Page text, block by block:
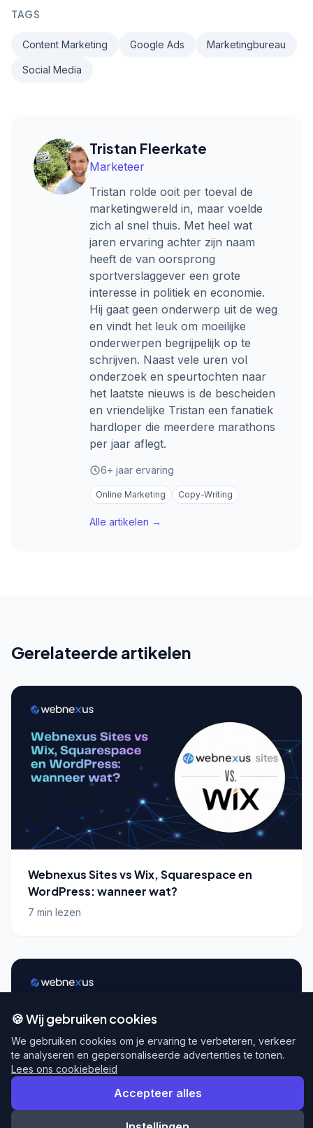
TAGS
Content Marketing Google Ads Marketingbureau
Social Media
Tristan Fleerkate
Marketeer
Tristan rolde ooit per toeval de
marketingwereld in, maar voelde
zich al snel thuis. Met heel wat
jaren ervaring achter zijn naam
heeft de van oorsprong
sportverslaggever een grote
interesse in politiek en economie.
Hij gaat geen onderwerp uit de weg
en vindt het leuk om moeilijke
onderwerpen begrijpelijk op te
schrijven. Naast vele uren vol
onderzoek en speurtochten naar
het laatste nieuws is de bescheiden
en vriendelijke Tristan een fanatiek
hardloper die meerdere marathons
per jaar aflegt.
6+ jaar ervaring
Online Marketing Copy-Writing
Alle artikelen →
Gerelateerde artikelen
Webnexus Sites vs Wix, Squarespace en
WordPress: wanneer wat?
7 min lezen
🍪 Wij gebruiken cookies
We gebruiken cookies om je ervaring te verbeteren, verkeer
te analyseren en gepersonaliseerde advertenties te tonen.
Lees ons cookiebeleid
Accepteer alles